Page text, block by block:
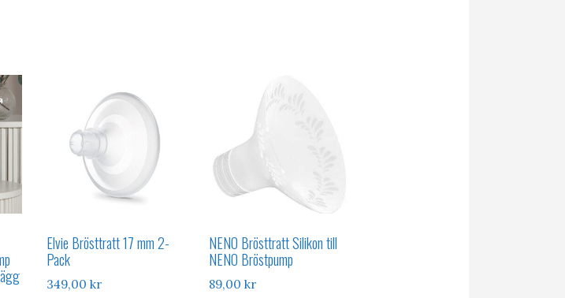
Elvie Brösttratt 17 mm 2-
Pack
349,00 kr
NENO Brösttratt Silikon till
NENO Bröstpump
89,00kr